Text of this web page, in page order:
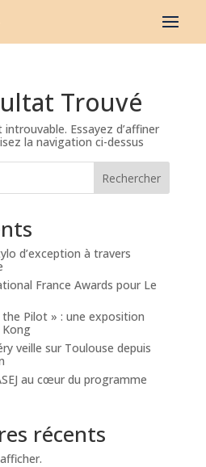
Trouvé
Essayez d’affiner
la navigation ci-dessus
Rechercher
d’exception à travers
France Awards pour Le
Pilot » : une exposition
veille sur Toulouse depuis
au cœur du programme
récents